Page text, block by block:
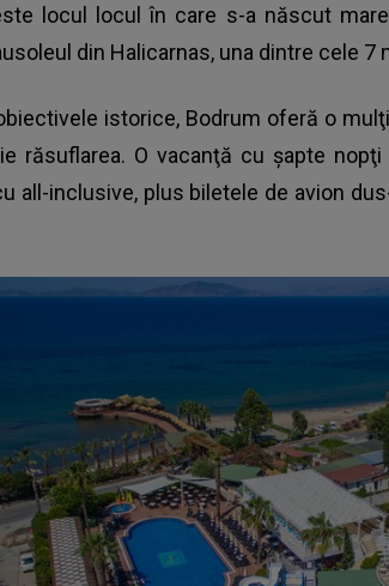
locul locul în care s-a născut
din Halicarnas, una dintre cele 7
istorice, Bodrum oferă o
răsuflarea. O vacanţă cu şapte
all-inclusive, plus biletele de avion